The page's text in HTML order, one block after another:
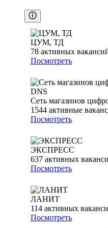
ЦУМ, ТД
78 активных
Посмотреть
Сеть магазинов
1544 активные
Посмотреть
ЭКСПРЕСС
637 активных
Посмотреть
ЛАНИТ
114 активных
Посмотреть